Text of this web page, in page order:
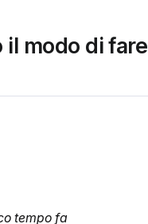
il modo di fare
tempo fa